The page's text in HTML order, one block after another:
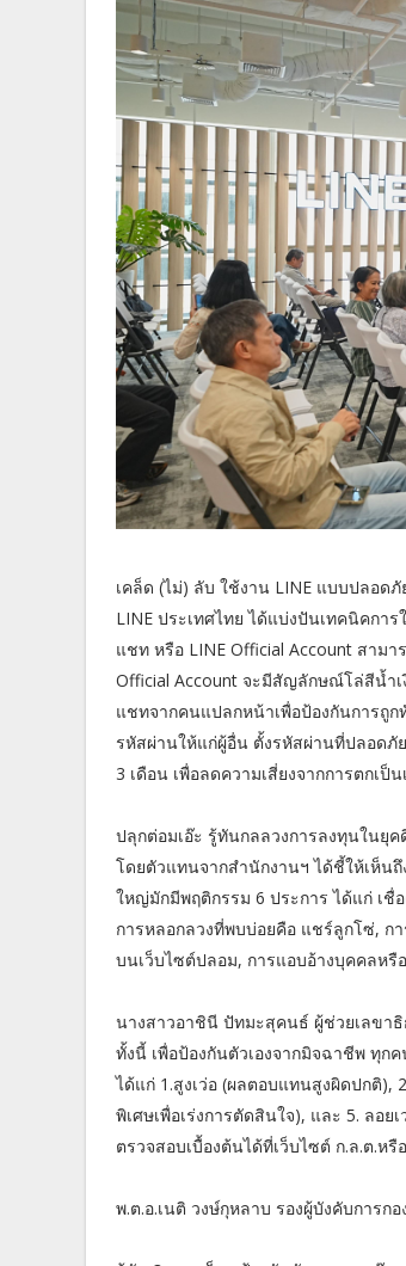
เคล็ด (ไม่) ลับ ใช้งาน LINE แบบปลอด
LINE ประเทศไทย ได้แบ่งปันเทคนิคกา
แชท หรือ LINE Official Account สาม
Official Account จะมีสัญลักษณ์โล่สีน้ำ
แชทจากคนแปลกหน้าเพื่อป้องกันการถู
รหัสผ่านให้แก่ผู้อื่น ตั้งรหัสผ่านที่ปลอดภั
3 เดือน เพื่อลดความเสี่ยงจากการตกเป็
ปลุกต่อมเอ๊ะ รู้ทันกลลวงการลงทุนในยุ
โดยตัวแทนจากสำนักงานฯ ได้ชี้ให้เห็น
ใหญ่มักมีพฤติกรรม 6 ประการ ได้แก่ เ
การหลอกลวงที่พบบ่อยคือ แชร์ลูกโซ่, ก
บนเว็บไซต์ปลอม, การแอบอ้างบุคคลหรื
นางสาวอาชินี ปัทมะสุคนธ์ ผู้ช่วยเลขา
ทั้งนี้ เพื่อป้องกันตัวเองจากมิจฉาชีพ ทุก
ได้แก่ 1.สูงเว่อ (ผลตอบแทนสูงผิดปกติ),
พิเศษเพื่อเร่งการตัดสินใจ), และ 5. ลอ
ตรวจสอบเบื้องต้นได้ที่เว็บไซต์ ก.ล.ต.ห
พ.ต.อ.เนติ วงษ์กุหลาบ รองผู้บังคับการก